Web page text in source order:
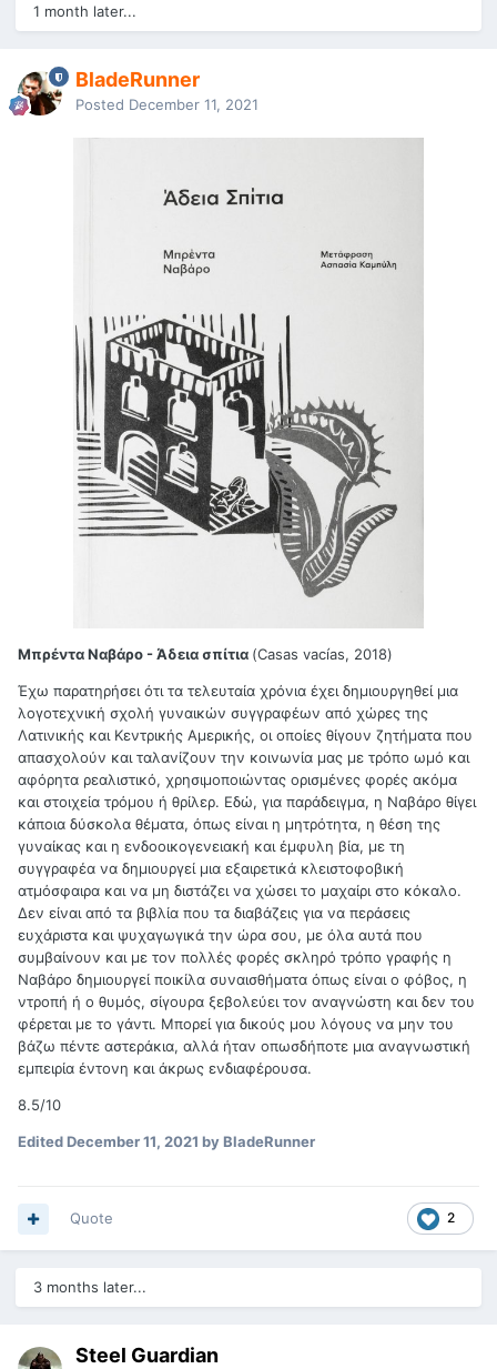
1 month later...
BladeRunner
Posted December 11, 2021
Μπρέντα Ναβάρο - Άδεια σπίτια (Casas vacías, 2018)
Έχω παρατηρήσει ότι τα τελευταία χρόνια έχει δημιουργηθεί μια
λογοτεχνική σχολή γυναικών συγγραφέων από χώρες της
Λατινικής και Κεντρικής Αμερικής, οι οποίες θίγουν ζητήματα που
απασχολούν και ταλανίζουν την κοινωνία μας με τρόπο ωμό και
αφόρητα ρεαλιστικό, χρησιμοποιώντας ορισμένες φορές ακόμα
και στοιχεία τρόμου ή θρίλερ. Εδώ, για παράδειγμα, η Ναβάρο θίγει
κάποια δύσκολα θέματα, όπως είναι η μητρότητα, η θέση της
γυναίκας και η ενδοοικογενειακή και έμφυλη βία, με τη
συγγραφέα να δημιουργεί μια εξαιρετικά κλειστοφοβική
ατμόσφαιρα και να μη διστάζει να χώσει το μαχαίρι στο κόκαλο.
Δεν είναι από τα βιβλία που τα διαβάζεις για να περάσεις
ευχάριστα και ψυχαγωγικά την ώρα σου, με όλα αυτά που
συμβαίνουν και με τον πολλές φορές σκληρό τρόπο γραφής η
Ναβάρο δημιουργεί ποικίλα συναισθήματα όπως είναι ο φόβος, η
ντροπή ή ο θυμός, σίγουρα ξεβολεύει τον αναγνώστη και δεν του
φέρεται με το γάντι. Μπορεί για δικούς μου λόγους να μην του
βάζω πέντε αστεράκια, αλλά ήταν οπωσδήποτε μια αναγνωστική
εμπειρία έντονη και άκρως ενδιαφέρουσα.
8.5/10
EditedDecember 11, 2021 by BladeRunner
2
Quote
3 months later...
Steel Guardian